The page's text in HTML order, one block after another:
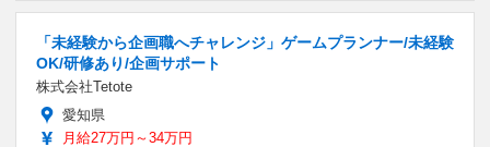
「未経験から企画職へチャレンジ」ゲームプランナー/未経験
OK/研修あり/企画サポート
株式会社Tetote
愛知県
月給27万円～34万円